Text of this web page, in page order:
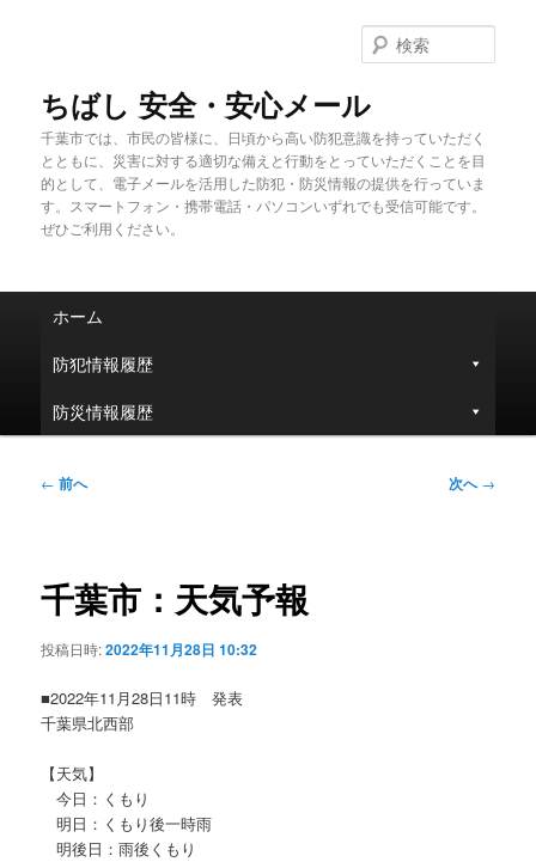
ちばし 安全・安心メール
千葉市では、市民の皆様に、日頃から高い防犯意識を持っていただく
とともに、災害に対する適切な備えと行動をとっていただくことを目
的として、電子メールを活用した防犯・防災情報の提供を行っていま
す。スマートフォン・携帯電話・パソコンいずれでも受信可能です。
ぜひご利用ください。
索
ュ
ホーム
防犯情報履歴
防災情報履歴
投
ゲ
ー
ョ
← 前へ 次へ→
千葉市：天気予報
投稿日時:2022年11月28日 10:32
■2022年11月28日11時 発表
千葉県北西部
【天気】
今日：くもり
明日：くもり後一時雨
明後日：雨後くもり